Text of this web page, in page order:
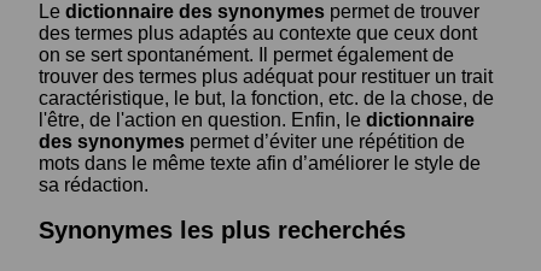
Le dictionnaire des synonymes permet de trouver
des termes plus adaptés au contexte que ceux dont
on se sert spontanément. Il permet également de
trouver des termes plus adéquat pour restituer un trait
caractéristique, le but, la fonction, etc. de la chose, de
l'être, de l'action en question. Enfin, le dictionnaire
des synonymes permet d’éviter une répétition de
mots dans le même texte afin d’améliorer le style de
sa rédaction.
Synonymes les plus recherchés